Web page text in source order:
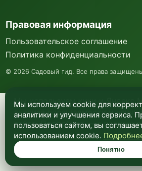
Мы используем куки и Яндекс
анализа посещаемости и
сайта. Подробнее —в политике
конфиденциальности.
Понятно
Правовая информация
Пользовательское соглашение
Политика конфиденциальности
© 2026 Садовый гид. Все права
Мы используем cookie для
аналитики и улучшения сервиса.
пользоваться сайтом, вы
использованием cookie.
Понятно